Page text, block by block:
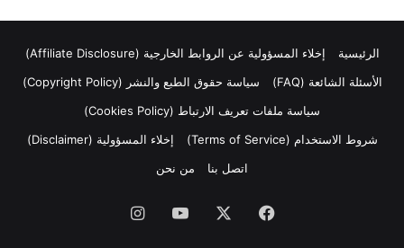
الرئيسية
إخلاء المسؤولية عن الروابط الخارجية (Affiliate Disclosure)
الأسئلة الشائعة (FAQ)
سياسة حقوق الطبع والنشر (Copyright Policy)
سياسة ملفات تعريف الارتباط (Cookies Policy)
شروط الاستخدام (Terms of Service)
إخلاء المسؤولية (Disclaimer)
اتصل بنا
من نحن
فيسبوك ‫YouTubeانستقرام